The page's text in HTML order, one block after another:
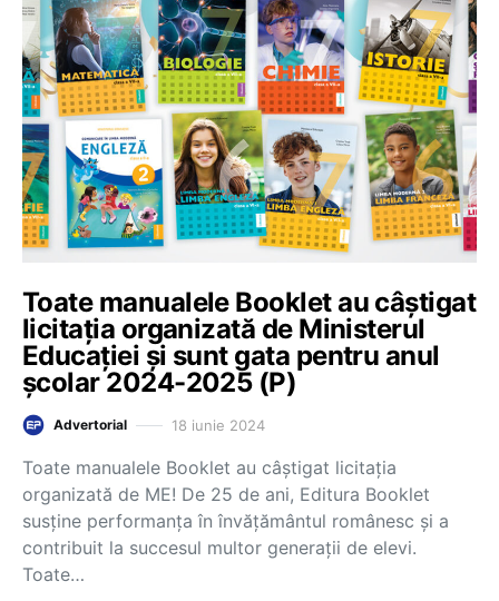
Toate manualele Booklet au câștigat
licitația organizată de Ministerul
Educației și sunt gata pentru anul
școlar 2024-2025 (P)
Advertorial 18 iunie 2024
Toate manualele Booklet au câștigat licitația
organizată de ME! De 25 de ani, Editura Booklet
susține performanța în învățământul românesc și a
contribuit la succesul multor generații de elevi.
Toate…